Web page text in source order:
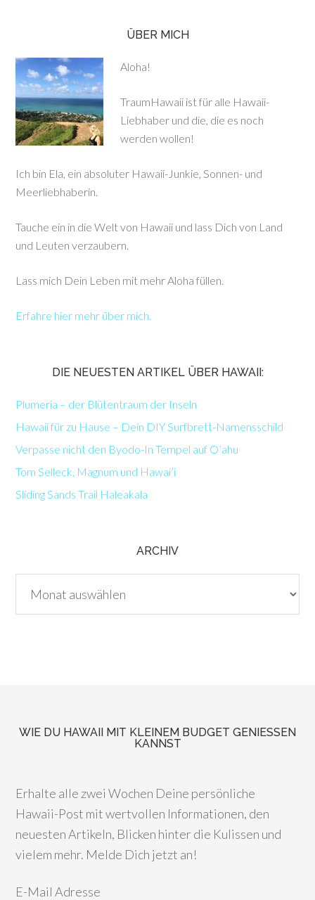
ÜBER MICH
Aloha!
TraumHawaii ist für alle Hawaii-
Liebhaber und die, die es noch
werden wollen!
Ich bin Ela, ein absoluter Hawaii-Junkie, Sonnen- und
Meerliebhaberin.
Tauche ein in die Welt von Hawaii und lass Dich von Land
und Leuten verzaubern.
Lass mich Dein Leben mit mehr Aloha füllen.
Erfahre hier mehr über mich.
DIE NEUESTEN ARTIKEL ÜBER HAWAII:
Plumeria – der Blütentraum der Inseln
Hawaii für zu Hause – Dein DIY Surfbrett-Namensschild
Verpasse nicht den Byodo-In Tempel auf O’ahu
Tom Selleck, Magnum und Hawai’i
Sliding Sands Trail Haleakala
ARCHIV
WIE DU HAWAII MIT KLEINEM BUDGET GENIESSEN K
ANNST
Erhalte alle zwei Wochen Deine persönliche
Hawaii-Post mit wertvollen Informationen, den
neuesten Artikeln, Blicken hinter die Kulissen und
vielem mehr. Melde Dich jetzt an!
E-Mail Adresse